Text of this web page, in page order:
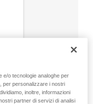
e/o tecnologie analoghe per
per personalizzare i nostri
inoltre, informazioni
partner di servizi di analisi